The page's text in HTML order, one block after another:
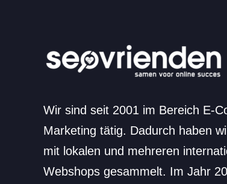
Wir sind seit 2001 im Bereich E-
Marketing tätig. Dadurch haben
mit lokalen und mehreren
Webshops gesammelt. Im Jahr